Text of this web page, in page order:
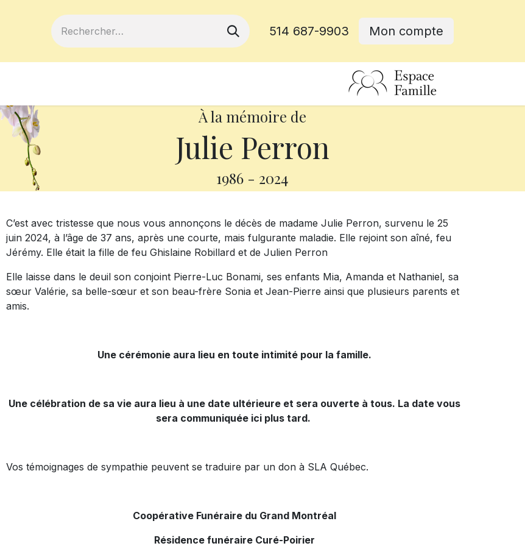
514 687-9903 Mon compte
À la mémoire de
Julie Perron
1986 - 2024
C’est avec tristesse que nous vous annonçons le décès de madame Julie Perron, survenu le 25
juin 2024, à l’âge de 37 ans, après une courte, mais fulgurante maladie. Elle rejoint son aîné, feu
Jérémy. Elle était la fille de feu Ghislaine Robillard et de Julien Perron
Elle laisse dans le deuil son conjoint Pierre-Luc Bonami, ses enfants Mia, Amanda et Nathaniel, sa
sœur Valérie, sa belle-sœur et son beau-frère Sonia et Jean-Pierre ainsi que plusieurs parents et
amis.
Une cérémonie aura lieu en toute intimité pour la famille.
Une célébration de sa vie aura lieu à une date ultérieure et sera ouverte à tous. La date vous
sera communiquée ici plus tard.
Vos témoignages de sympathie peuvent se traduire par un don à SLA Québec.
Coopérative Funéraire du Grand Montréal
Résidence funéraire Curé-Poirier